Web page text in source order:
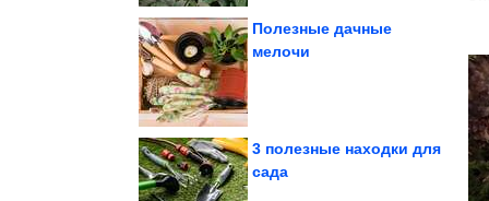
Полезные дачные
мелочи
3 полезные находки для
сада